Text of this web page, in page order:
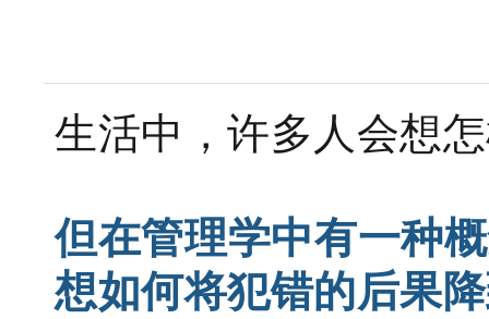
生活中，许多人会想
但在管理学中有一种
想如何将犯错的后果